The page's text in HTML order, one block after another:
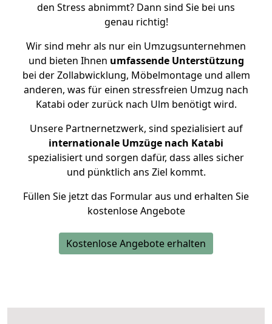
den Stress abnimmt? Dann sind Sie bei uns
genau richtig!
Wir sind mehr als nur ein Umzugsunternehmen
und bieten Ihnen umfassende Unterstützung
bei der Zollabwicklung, Möbelmontage und allem
anderen, was für einen stressfreien Umzug nach
Katabi oder zurück nach Ulm benötigt wird.
Unsere Partnernetzwerk, sind spezialisiert auf
internationale Umzüge nach Katabi
spezialisiert und sorgen dafür, dass alles sicher
und pünktlich ans Ziel kommt.
Füllen Sie jetzt das Formular aus und erhalten Sie
kostenlose Angebote
Kostenlose Angebote erhalten